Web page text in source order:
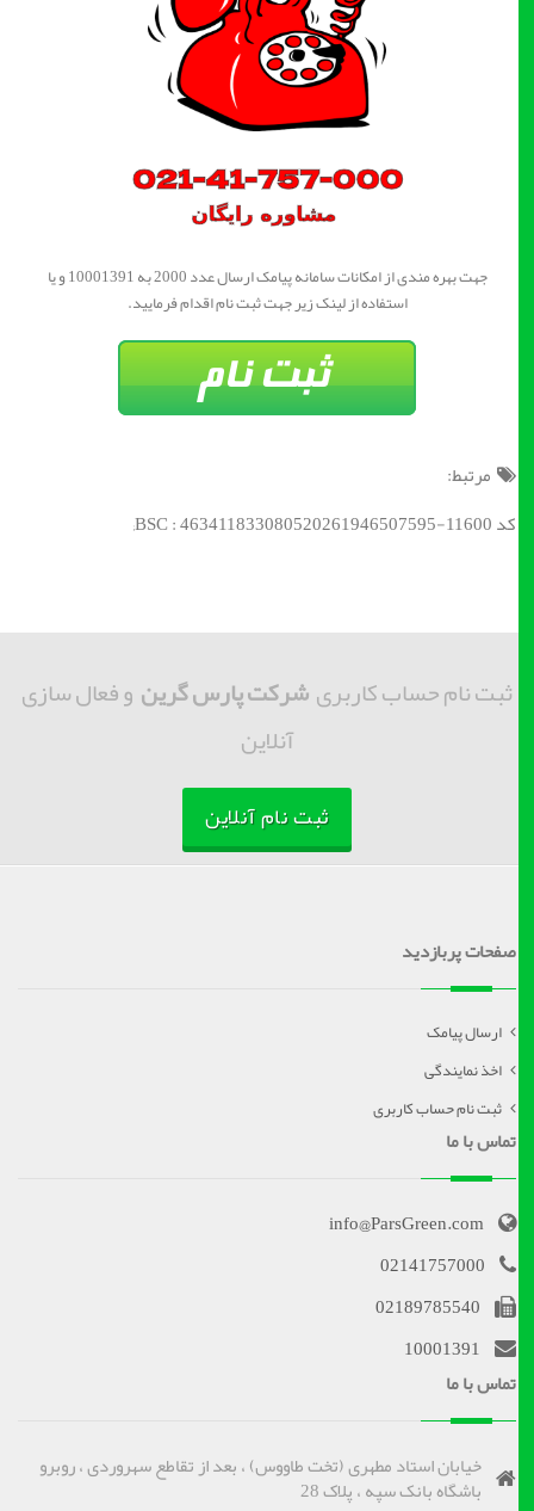
جهت بهره مندی از امکانات سامانه پیامک ارسال عدد 2000 به 10001391 و یا
استفاده از لینک زیر جهت ثبت نام اقدام فرمایید.
مرتبط:
کد BSC : 463411833080520261946507595-11600;
ثبت نام حساب کاربریشرکت پارس گرینو فعال سازی
آنلاین
ثبت نام آنلاین
صفحات پربازدید
ارسال پیامک
اخذ نمایندگی
ثبت نام حساب کاربری
تماس با ما
info@ParsGreen.com
02141757000
02189785540
10001391
تماس با ما
خیابان استاد مطهری (تخت طاووس) ، بعد از تقاطع سهروردی ، روبرو
باشگاه بانک سپه ، پلاک 28